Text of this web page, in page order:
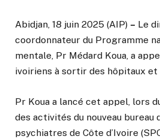
Abidjan, 18 juin 2025 (AIP) – Le
coordonnateur du Programme
mentale, Pr Médard Koua, a
ivoiriens à sortir des hôpitaux
Pr Koua a lancé cet appel, lors
des activités du nouveau bureau
psychiatres de Côte d’Ivoire